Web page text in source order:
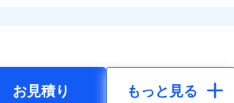
お見積り もっと見る